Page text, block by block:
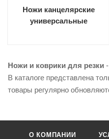
Ножи канцелярские
универсальные
Ножи и коврики для резки
В каталоге представлена
товары регулярно
О КОМПАНИИ